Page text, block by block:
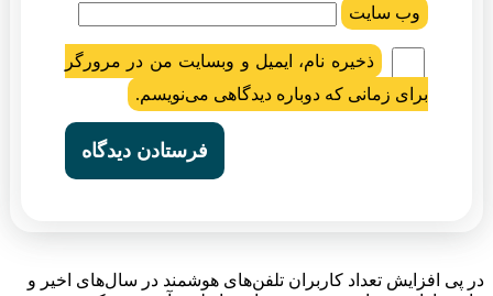
وب‌ سایت
ذخیره نام، ایمیل و وبسایت من در مرورگر
برای زمانی که دوباره دیدگاهی می‌نویسم.
در پی افزایش تعداد کاربران تلفن‌های هوشمند در سال‌های اخیر و